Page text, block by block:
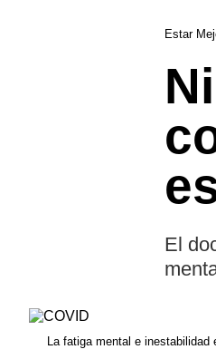
Estar
El
La fatiga mental e